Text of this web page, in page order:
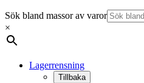
Sök bland massor av varor
×
Lagerrensning
Tillbaka